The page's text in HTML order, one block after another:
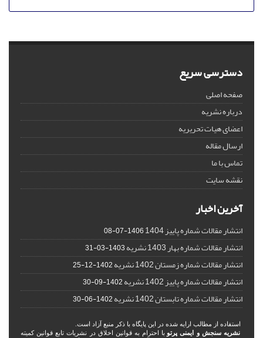
دسترسی سریع
صفحه اصلی
درباره نشریه
اعضای هیات تحریریه
ارسال مقاله
تماس با ما
نقشه سایت
آخرین اخبار
انتشار مقالات شماره پاییز 1404 1406-07-08
انتشار مقالات شماره بهار 1403 نشریه 1403-03-31
انتشار مقالات شماره زمستان 1402 نشریه 1402-12-25
انتشار مقالات شماره پاییز 1402 نشریه 1402-09-30
انتشار مقالات شماره تابستان 1402 نشریه 1402-06-30
استفاده از مطالب ارایه شده در این پایگاه با ذکر منبع آزاد است.
نشریه سنجش و ایمنی پرتو با احترام به قوانین اخلاق در نشریات تابع قوانین کمیته